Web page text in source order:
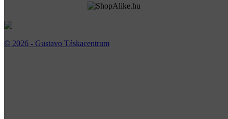
© 2026 - Gustavo Táskacentrum